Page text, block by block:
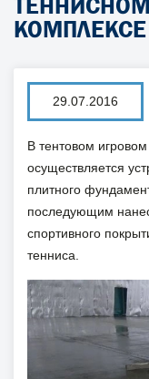
КОМПЛЕКСЕ
29.07.2016
В тентовом
осуществляется
плитного
последующим
спортивного
тенниса.